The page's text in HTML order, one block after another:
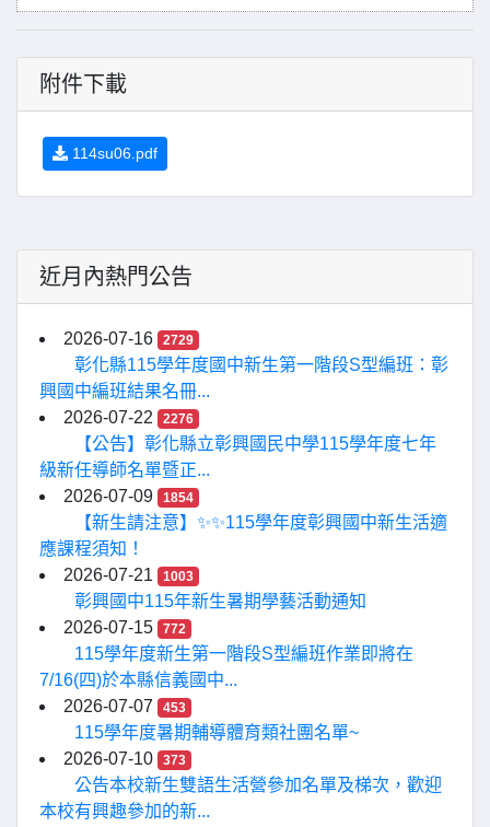
附件下載
114su06.pdf
近月內熱門公告
2026-07-16 2729
彰化縣115學年度國中新生第一階段S型編班：彰
興國中編班結果名冊...
2026-07-22
2276
【公告】彰化縣立彰興國民中學115學年度七年
級新任導師名單暨正...
2026-07-09
1854
【新生請注意】✨✨115學年度彰興國中新生活適
應課程須知！
2026-07-21
1003
彰興國中115年新生暑期學藝活動通知
2026-07-15
772
115學年度新生第一階段S型編班作業即將在
7/16(四)於本縣信義國中...
2026-07-07
453
115學年度暑期輔導體育類社團名單~
2026-07-10
373
公告本校新生雙語生活營參加名單及梯次，歡迎
本校有興趣參加的新...